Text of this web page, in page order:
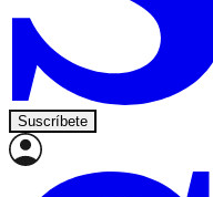
Suscríbete